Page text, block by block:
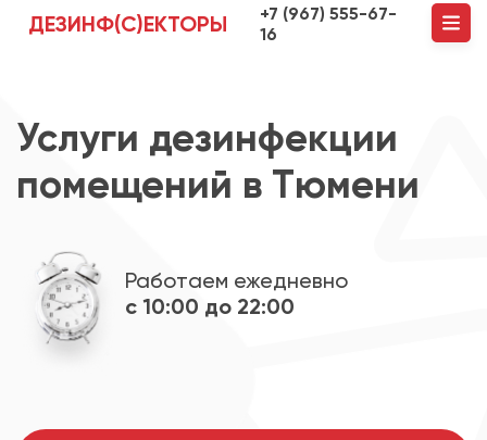
ДЕЗИНФ(С)ЕКТОРЫ
+7 (967) 555-67-
16
Услуги дезинфекции
помещений в Тюмени
Работаем ежедневно
с 10:00 до 22:00